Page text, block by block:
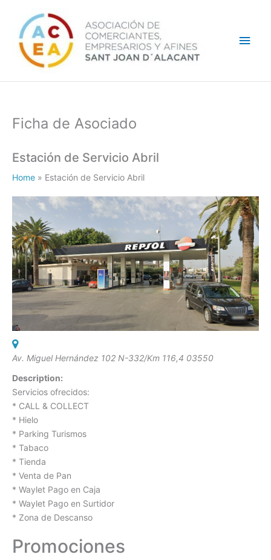
contenido
Ficha de Asociado
Estación de Servicio Abril
Home » Estación de Servicio Abril
Av. Miguel Hernández 102 N-332/Km 116,4 03550
Description:
Servicios ofrecidos:
* CALL & COLLECT
* Hielo
* Parking Turismos
* Tabaco
* Tienda
* Venta de Pan
* Waylet Pago en Caja
* Waylet Pago en Surtidor
* Zona de Descanso
Promociones